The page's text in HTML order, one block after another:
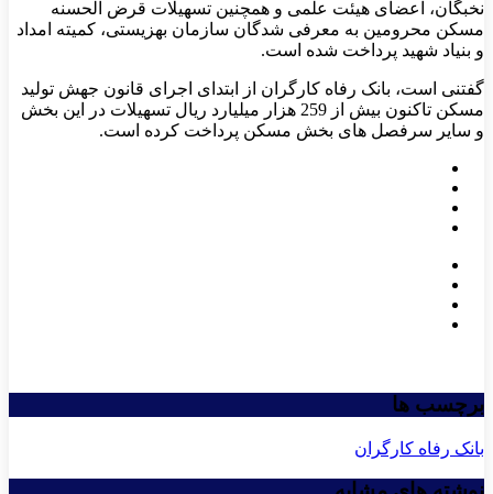
نخبگان، اعضای هیئت علمی و همچنین تسهیلات قرض الحسنه
مسکن محرومین به معرفی شدگان سازمان بهزیستی، کمیته امداد
و بنیاد شهید پرداخت شده است.
گفتنی است، بانک رفاه کارگران از ابتدای اجرای قانون جهش تولید
مسکن تاکنون بیش از 259 هزار میلیارد ریال تسهیلات در این بخش
و سایر سرفصل های بخش مسکن پرداخت کرده است.
برچسب ها
بانک رفاه کارگران